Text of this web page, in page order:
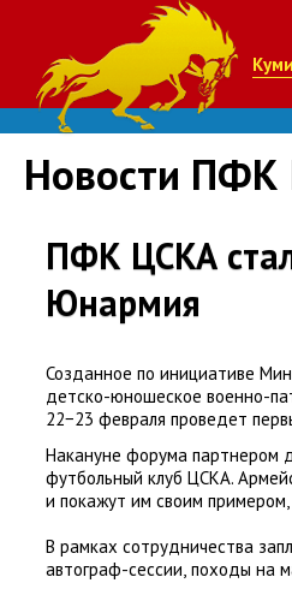
Новости
ПФК ЦСКА
Юнармия
Созданное по инициативе
детско-юношеское военно-
22−23 февраля проведет
Накануне форума партнером
футбольный клуб ЦСКА.
и покажут им своим примером,
В рамках сотрудничества
автограф-сессии, походы на